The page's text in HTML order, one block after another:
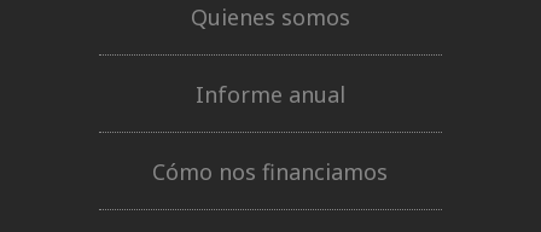
Quienes somos
Informe anual
Cómo nos financiamos